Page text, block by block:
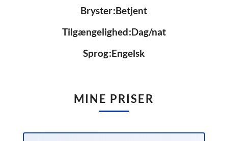
Bryster Betjent
Tilgængelighed Dag/nat
Sprog Engelsk
MINE PRISER